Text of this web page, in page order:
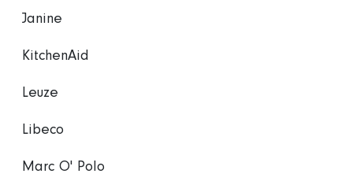
Janine
KitchenAid
Leuze
Libeco
Marc O' Polo